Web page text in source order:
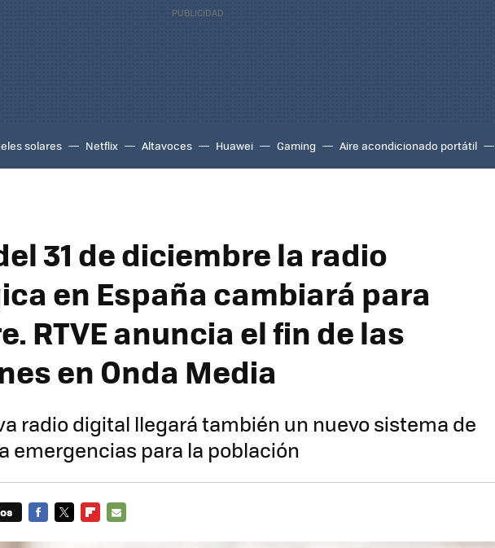
solares Netflix Altavoces Huawei Gaming Aire acondicionado portátil
31 de diciembre la radio
en España cambiará para
RTVE anuncia el fin de las
en Onda Media
radio digital llegará también un nuevo sistema de
emergencias para la población